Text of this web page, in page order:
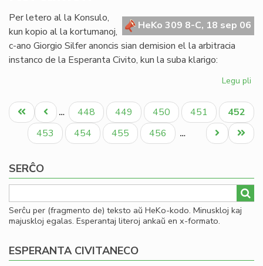
HeKo 309 8-C, 18 sep 06
Per letero al la Konsulo,
kun kopio al la kortumanoj,
c-ano Giorgio Silfer anoncis sian demision el la arbitracia
instanco de la Esperanta Civito, kun la suba klarigo:
Legu pli
la
Pagination
Unua
paĝo
Antaŭa
paĝo
… Paĝo
448 Paĝo
449 Paĝo
450 Paĝo
451
Aktuala
paĝo
452
Paĝo
453 Paĝo
454 Paĝo
455 Paĝo
456 …
Last
page
Next
page
SERĈO
Serĉu per (fragmento de) teksto aŭ HeKo-kodo. Minuskloj kaj
majuskloj egalas. Esperantaj literoj ankaŭ en x-formato.
ESPERANTA CIVITANECO